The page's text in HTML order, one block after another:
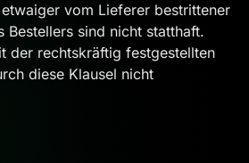
vom Lieferer bestrittener
Bestellers sind nicht statthaft.
der rechtskräftig festgestellten
diese Klausel nicht